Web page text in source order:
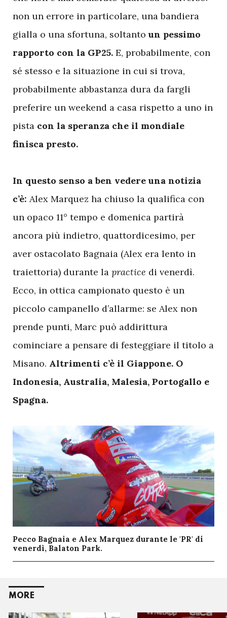
non un errore in particolare, una bandiera
gialla o una sfortuna, soltantoun pessimo
rapporto con la GP25. E, probabilmente, con
sé stesso e la situazione in cui si trova,
probabilmente abbastanza dura da fargli
preferire un weekend a casa rispetto a uno in
pista con la speranza che il mondiale
finisca presto.
In questo senso a ben vedere una notizia
c’è: Alex Marquez ha chiuso la qualifica con
un opaco 11° tempo e domenica partirà
ancora più indietro, quattordicesimo, per
aver ostacolato Bagnaia (Alex era lento in
traiettoria) durante la practice di venerdì.
Ecco, in ottica campionato questo è un
piccolo campanello d’allarme: se Alex non
prende punti, Marc può addirittura
cominciare a pensare di festeggiare il titolo a
Misano. Altrimenti c’è il Giappone. O
Indonesia, Australia, Malesia, Portogallo e
Spagna.
Pecco Bagnaia e Alex Marquez durante le 'PR' di
venerdì, Balaton Park.
MORE